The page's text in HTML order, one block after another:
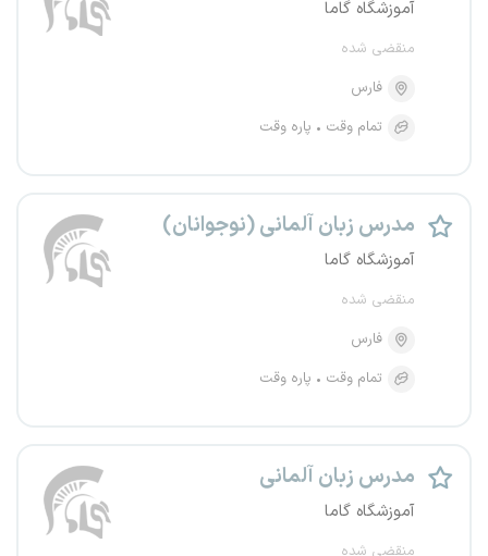
آموزشگاه گاما
منقضی شده
فارس
تمام وقت
پاره وقت
مدرس زبان آلمانی (نوجوانان)
آموزشگاه گاما
منقضی شده
فارس
تمام وقت
پاره وقت
مدرس زبان آلمانی
آموزشگاه گاما
منقضی شده